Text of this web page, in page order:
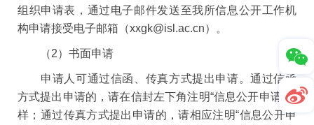
组织申请表，通过电子邮件发送至我所信息公开工作机
构申请接受电子邮箱（xxgk@isl.ac.cn）。
（2）书面申请
申请人可通过信函、传真方式提出申请。通过信函
方式提出申请的，请在信封左下角注明“信息公开申请”字
样；通过传真方式提出申请的，请相应注明“信息公开申